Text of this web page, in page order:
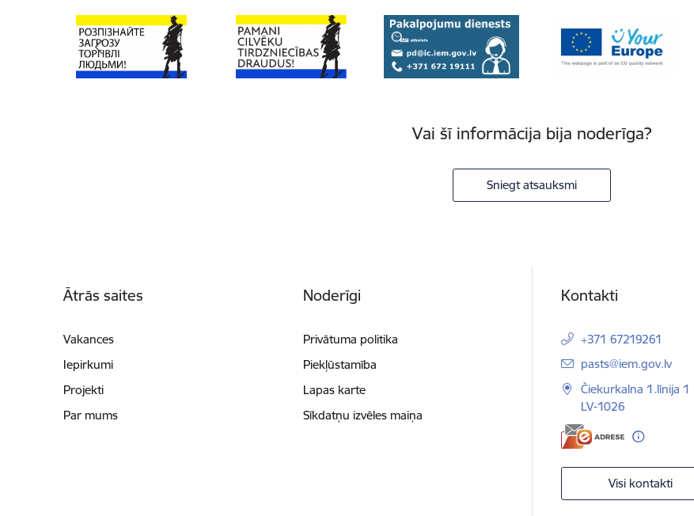
Vai šī informācija bija noderīga?
Sniegt atsauksmi
Ātrās saites
Vakances
Iepirkumi
Projekti
Par mums
Noderīgi
Privātuma politika
Piekļūstamība
Lapas karte
Sīkdatņu izvēles maiņa
Kontakti
+371 67219261
E-pasts:
pasts@iem.gov.lv
Čiekurkalna 1.līnija
LV-1026
Visi kontakti